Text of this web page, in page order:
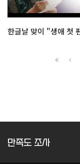
만족도 조사